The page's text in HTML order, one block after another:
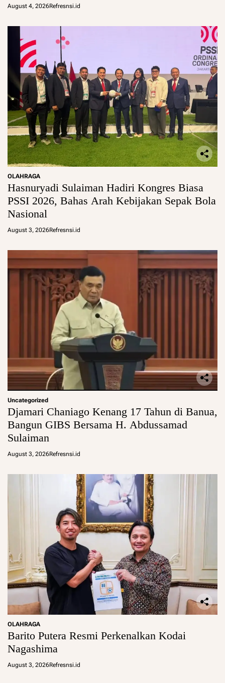
August 4, 2026Refresnsi.id
OLAHRAGA
Hasnuryadi Sulaiman Hadiri Kongres Biasa
PSSI 2026, Bahas Arah Kebijakan Sepak Bola
Nasional
August 3, 2026Refresnsi.id
Uncategorized
Djamari Chaniago Kenang 17 Tahun di Banua,
Bangun GIBS Bersama H. Abdussamad
Sulaiman
August 3, 2026Refresnsi.id
OLAHRAGA
Barito Putera Resmi Perkenalkan Kodai
Nagashima
August 3, 2026Refresnsi.id